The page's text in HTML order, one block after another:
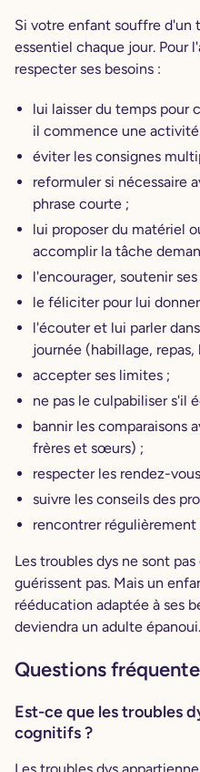
Si votre enfant souffre d'un
essentiel chaque jour. Pour
respecter ses besoins :
lui laisser du temps pour
il commence une activité
éviter les consignes
reformuler si nécessaire
phrase courte ;
lui proposer du matériel
accomplir la tâche
l'encourager, soutenir
le féliciter pour lui
l'écouter et lui parler
journée (habillage,
accepter ses limites ;
ne pas le culpabiliser s'il
bannir les comparaisons
frères et sœurs) ;
respecter les rendez-
suivre les conseils des
rencontrer
Les troubles dys ne sont
guérissent pas. Mais un
rééducation adaptée à ses
deviendra un adulte épanoui.
Questions
Est-ce que les troubles
cognitifs ?
Les troubles dys